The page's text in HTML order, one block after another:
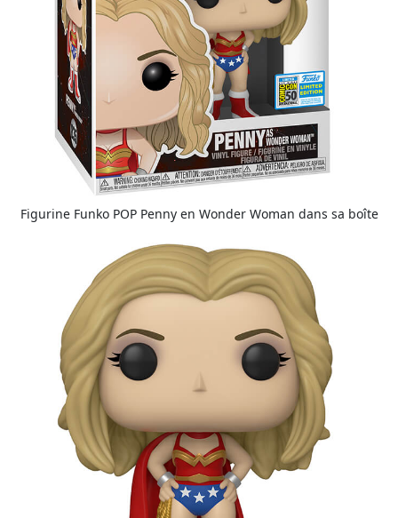
Figurine Funko POP Penny en Wonder Woman dans sa boîte